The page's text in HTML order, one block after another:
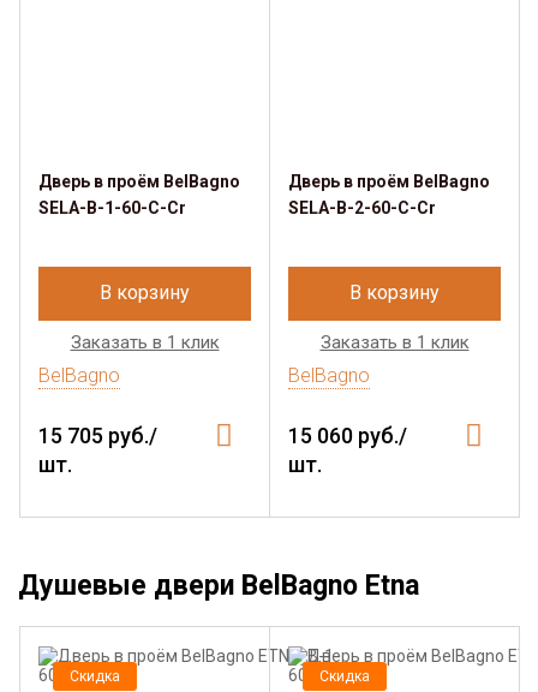
Дверь в проём BelBagno
SELA-B-1-60-C-Cr
В корзину
Заказать в 1 клик
BelBagno
15 705 руб./
шт.
Дверь в проём BelBagno
SELA-B-2-60-C-Cr
В корзину
Заказать в 1 клик
BelBagno
15 060 руб./
шт.
Душевые двери BelBagno Etna
Скидка Скидка